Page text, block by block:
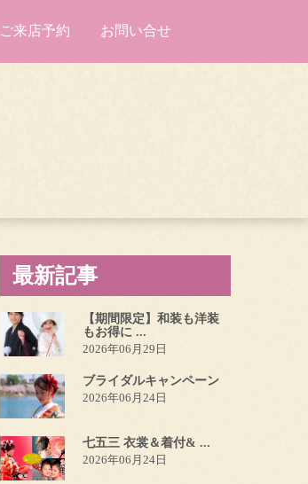
ご来店予約 お問い合せ
最新記事
【期間限定】和装も洋装
もお得に ...
2026年06月29日
ブライダルキャンペーン
2026年06月24日
七五三 衣裳＆着付& ...
2026年06月24日